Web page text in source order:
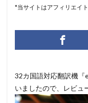
*当サイトはアフィリエイ
32カ国語対応翻訳機『
いましたので、レビュ